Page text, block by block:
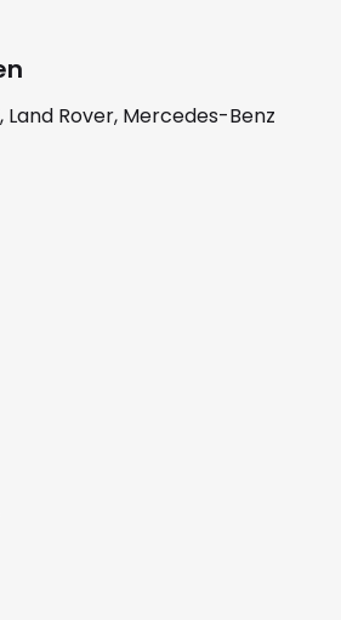
Land Rover, Mercedes-Benz